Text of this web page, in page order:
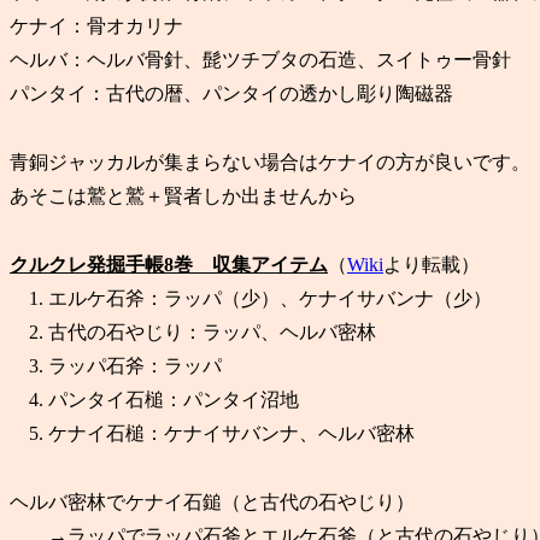
ケナイ：骨オカリナ
ヘルバ：ヘルバ骨針、髭ツチブタの石造、スイトゥー骨針
パンタイ：古代の暦、パンタイの透かし彫り陶磁器
青銅ジャッカルが集まらない場合はケナイの方が良いです。
あそこは鷲と鷲＋賢者しか出ませんから
クルクレ発掘手帳8巻 収集アイテム （Wikiより転載）
1. エルケ石斧：ラッパ（少）、ケナイサバンナ（少）
2. 古代の石やじり：ラッパ、ヘルバ密林
3. ラッパ石斧：ラッパ
4. パンタイ石槌：パンタイ沼地
5. ケナイ石槌：ケナイサバンナ、ヘルバ密林
ヘルバ密林でケナイ石鎚（と古代の石やじり）
→ラッパでラッパ石斧とエルケ石斧（と古代の石やじり